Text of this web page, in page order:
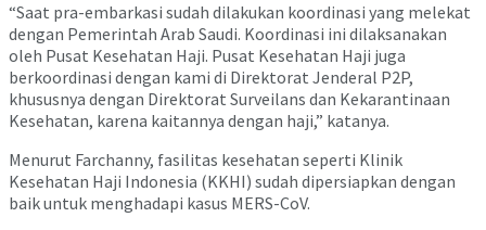
“Saat pra-embarkasi sudah dilakukan koordinasi yang melekat
dengan Pemerintah Arab Saudi. Koordinasi ini dilaksanakan
oleh Pusat Kesehatan Haji. Pusat Kesehatan Haji juga
berkoordinasi dengan kami di Direktorat Jenderal P2P,
khususnya dengan Direktorat Surveilans dan Kekarantinaan
Kesehatan, karena kaitannya dengan haji,” katanya.
Menurut Farchanny, fasilitas kesehatan seperti Klinik
Kesehatan Haji Indonesia (KKHI) sudah dipersiapkan dengan
baik untuk menghadapi kasus MERS-CoV.